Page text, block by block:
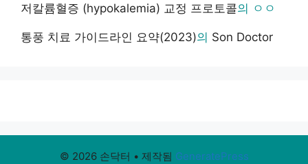
저칼륨혈증 (hypokalemia) 교정 프로토콜의 ㅇㅇ
통풍 치료 가이드라인 요약(2023)의 Son Doctor
© 2026 손닥터 • 제작됨 GeneratePress